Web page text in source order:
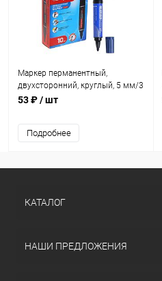
Маркер перманентный,
двухсторонний, круглый, 5 мм/3
мм, синий, CALLIGRATA 1150
53 ₽/ шт
Подробнее
КАТАЛОГ
НАШИ ПРЕДЛОЖЕНИЯ